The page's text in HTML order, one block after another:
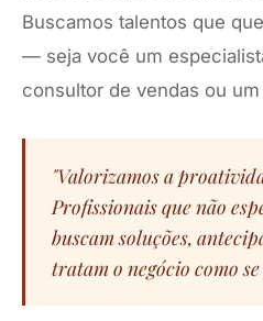
Buscamos talentos que
— seja você um
consultor de vendas ou
"Valorizamos a
Profissionais que não
buscam soluções,
tratam o negócio como se